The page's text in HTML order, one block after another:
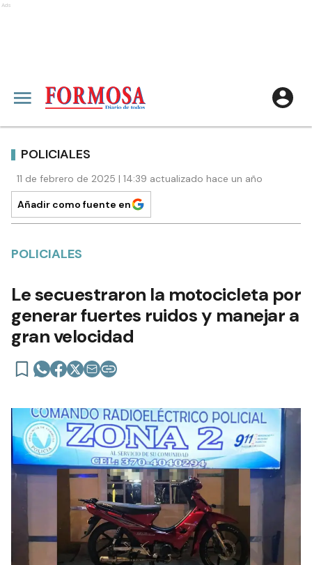
Ads
POLICIALES
11 de febrero de 2025 | 14:39 actualizado hace un año
Añadir como fuente en
POLICIALES
Le secuestraron la motocicleta por
generar fuertes ruidos y manejar a
gran velocidad